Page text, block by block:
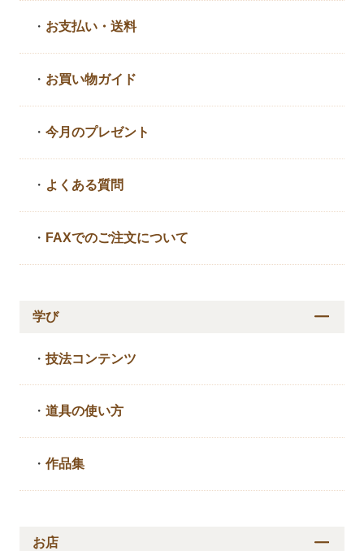
・ お支払い・送料
・ お買い物ガイド
・今月のプレゼント
・ よくある質問
・ FAXでのご注文について
学び
・技法コンテンツ
・道具の使い方
・作品集
お店